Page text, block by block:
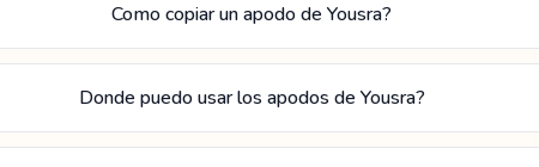
Como copiar un apodo de Yousra?
Donde puedo usar los apodos de Yousra?